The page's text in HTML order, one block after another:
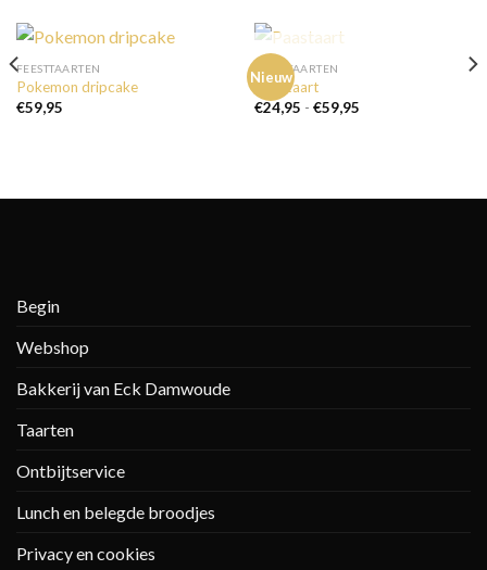
FEESTTAARTEN
Pokemon dripcake
€59,95
Nieuw UITVERKOCHT
FEESTTAARTEN
Paastaart
€24,95 - €59,95Prijsklasse:
Begin
Webshop
Bakkerij van Eck Damwoude
Taarten
Ontbijtservice
Lunch en belegde broodjes
Privacy en cookies